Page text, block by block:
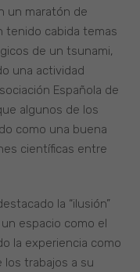
un maratón de
tenido cabida temas
de un tsunami,
una actividad
Española de
algunos de los
como una buena
científicas entre
la “ilusión”
espacio como el
la experiencia como
los trabajos a su